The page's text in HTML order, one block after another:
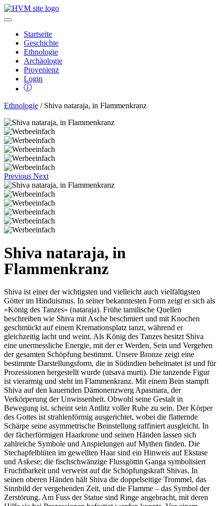
Startseite
Geschichte
Ethnologie
Archäologie
Provenienz
Login
Ethnologie / Shiva nataraja, in Flammenkranz
Previous Next
Shiva nataraja, in
Flammenkranz
Shiva ist einer der wichtigsten und vielleicht auch vielfältigsten
Götter im Hinduismus. In seiner bekanntesten Form zeigt er sich als
«König des Tanzes» (nataraja). Frühe tamilische Quellen
beschreiben wie Shiva mit Asche beschmiert und mit Knochen
geschmückt auf einem Kremationsplatz tanzt, während er
gleichzeitig lacht und weint. Als König des Tanzes besitzt Shiva
eine unermessliche Energie, mit der er Werden, Sein und Vergehen
der gesamten Schöpfung bestimmt. Unsere Bronze zeigt eine
bestimmte Darstellungsform, die in Südindien beheimatet ist und für
Prozessionen hergestellt wurde (utsava murti). Die tanzende Figur
ist vierarmig und steht im Flammenkranz. Mit einem Bein stampft
Shiva auf den kauernden Dämonenzwerg Apasmara, der
Verkörperung der Unwissenheit. Obwohl seine Gestalt in
Bewegung ist, scheint sein Antlitz voller Ruhe zu sein. Der Körper
des Gottes ist strahlenförmig ausgerichtet, wobei die flatternde
Schärpe seine asymmetrische Beinstellung raffiniert ausgleicht. In
der fächerförmigen Haarkrone und seinen Händen lassen sich
zahlreiche Symbole und Anspielungen auf Mythen finden. Die
Stechapfelblüten im gewellten Haar sind ein Hinweis auf Ekstase
und Askese; die fischschwänzige Flussgöttin Ganga symbolisiert
Fruchtbarkeit und verweist auf die Schöpfungskraft Shivas. In
seinen oberen Händen hält Shiva die doppelseitige Trommel, das
Sinnbild der vergehenden Zeit, und die Flamme – das Symbol der
Zerstörung. Am Fuss der Statue sind Ringe angebracht, mit deren